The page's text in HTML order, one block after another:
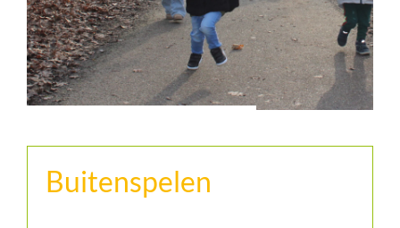
Buitenspelen